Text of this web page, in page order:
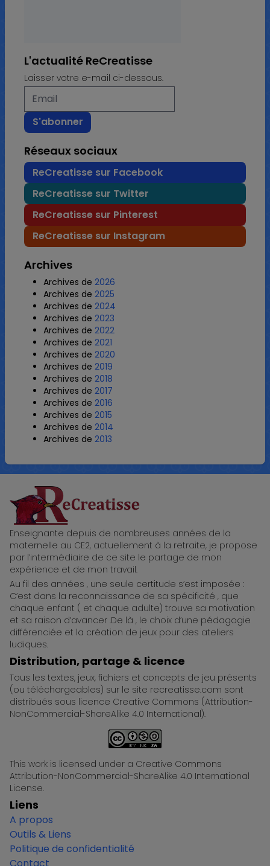
L'actualité ReCreatisse
Laisser votre e-mail ci-dessous.
Réseaux sociaux
ReCreatisse sur Facebook
ReCreatisse sur Twitter
ReCreatisse sur Pinterest
ReCreatisse sur Instagram
Archives
Archives de 2026
Archives de 2025
Archives de 2024
Archives de 2023
Archives de 2022
Archives de 2021
Archives de 2020
Archives de 2019
Archives de 2018
Archives de 2017
Archives de 2016
Archives de 2015
Archives de 2014
Archives de 2013
ReCreatisse
Enseignante depuis de nombreuses années de la
maternelle au CE2, actuellement à la retraite, je propose
par l’intermédiaire de ce site le partage de mon
expérience et de mon travail.
Au fil des années , une seule certitude s’est imposée :
C’est dans la reconnaissance de sa spécificité , que
chaque enfant ( et chaque adulte) trouve sa motivation
et sa raison d’avancer .De là , le choix d’une pédagogie
différenciée et la création de jeux pour des ateliers
ludiques.
Distribution, partage & licence
Tous les textes, jeux, fichiers et concepts de jeu présents
(ou téléchargeables) sur le site recreatisse.com sont
distribués sous licence Creative Commons (Attribution-
NonCommercial-ShareAlike 4.0 International).
This work is licensed under a Creative Commons
Attribution-NonCommercial-ShareAlike 4.0 International
License.
Liens
A propos
Outils & Liens
Politique de confidentialité